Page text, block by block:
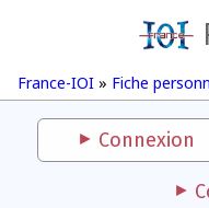
France-IOI » Fiche
Connexion